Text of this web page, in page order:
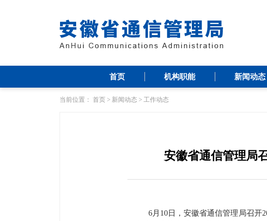
首页 机构职能 新闻动态
当前位置： 首页 > 新闻动态 > 工作动态
安徽省通信管理局
6月10日，安徽省通信管理局召开